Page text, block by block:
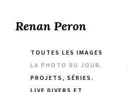
Renan Peron
TOUTES LES IMAGES
LA PHOTO DU JOUR.
PROJETS, SÉRIES.
LIVE DIVERS ET